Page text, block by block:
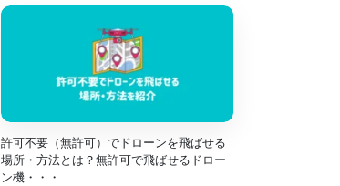
許可不要（無許可）でドローンを飛ばせる
場所・方法とは？無許可で飛ばせるドロー
ン機・・・